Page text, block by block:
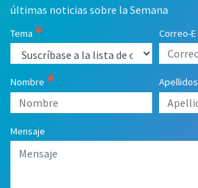
últimas noticias sobre la Semana
Tema Correo-E
Nombre Apellidos
Mensaje